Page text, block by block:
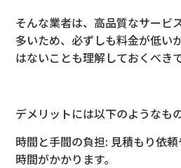
そんな業者は、高品質なサービ
多いため、必ずしも料金が低い
はないことも理解しておくべきで
デメリットには以下のようなも
時間と手間の負担: 見積もり依
時間がかかります。